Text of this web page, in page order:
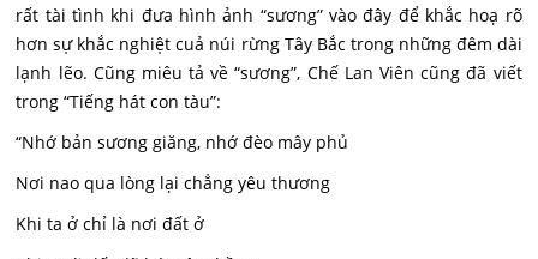
rất tài tình khi đưa hình ảnh “sương” vào đây để khắc hoạ rõ
hơn sự khắc nghiệt cuả núi rừng Tây Bắc trong những đêm dài
lạnh lẽo. Cũng miêu tả về “sương”, Chế Lan Viên cũng đã viết
trong “Tiếng hát con tàu”:
“Nhớ bản sương giăng, nhớ đèo mây phủ
Nơi nao qua lòng lại chẳng yêu thương
Khi ta ở chỉ là nơi đất ở